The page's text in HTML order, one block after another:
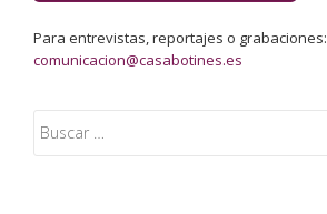
Para entrevistas, reportajes o grabaciones:
comunicacion@casabotines.es